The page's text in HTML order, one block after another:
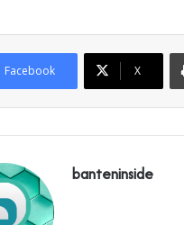
Facebook X
banteninside